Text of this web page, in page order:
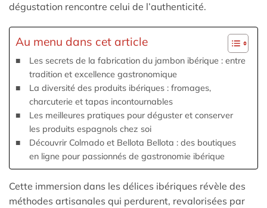
dégustation rencontre celui de l’authenticité.
Au menu dans cet article
Les secrets de la fabrication du jambon ibérique : entre
tradition et excellence gastronomique
La diversité des produits ibériques : fromages,
charcuterie et tapas incontournables
Les meilleures pratiques pour déguster et conserver
les produits espagnols chez soi
Découvrir Colmado et Bellota Bellota : des boutiques
en ligne pour passionnés de gastronomie ibérique
Cette immersion dans les délices ibériques révèle des
méthodes artisanales qui perdurent, revalorisées par